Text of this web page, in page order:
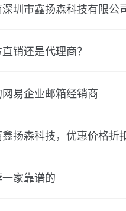
圳市鑫扬森科技有限公
销还是代理商？
易企业邮箱经销商
扬森科技，优惠价格折
家靠谱的